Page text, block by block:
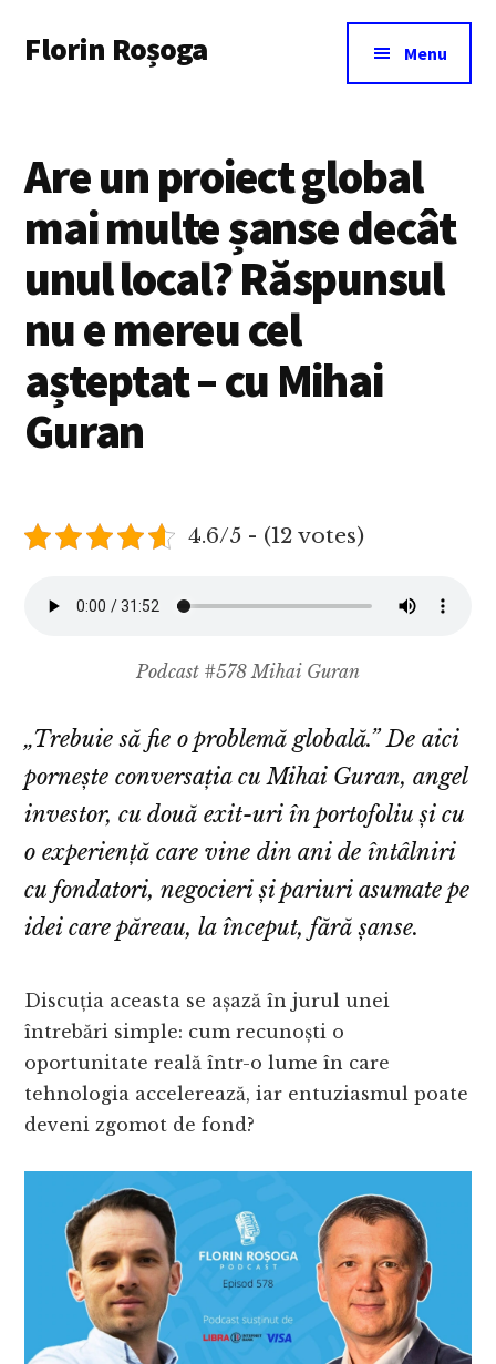
main
menu
Florin Roșoga Menu
Are un proiect global
mai multe șanse decât
unul local? Răspunsul
nu e mereu cel
așteptat – cu Mihai
Guran
4.6/5 - (12 votes)
Podcast #578 Mihai Guran
„Trebuie să fie o problemă globală.” De aici
pornește conversația cu Mihai Guran, angel
investor, cu două exit-uri în portofoliu și cu
o experiență care vine din ani de întâlniri
cu fondatori, negocieri și pariuri asumate pe
idei care păreau, la început, fără șanse.
Discuția aceasta se așază în jurul unei
întrebări simple: cum recunoști o
oportunitate reală într-o lume în care
tehnologia accelerează, iar entuziasmul poate
deveni zgomot de fond?